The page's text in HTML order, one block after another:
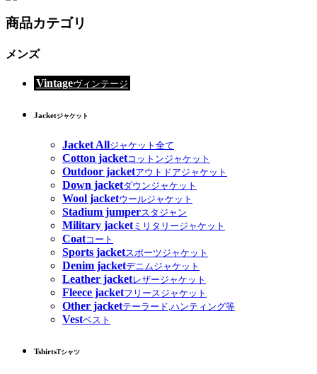
商品カテゴリ
メンズ
Vintageヴィンテージ
Jacketジャケット
Jacket Allジャケット全て
Cotton jacketコットンジャケット
Outdoor jacketアウトドアジャケット
Down jacketダウンジャケット
Wool jacketウールジャケット
Stadium jumperスタジャン
Military jacketミリタリージャケット
Coatコート
Sports jacketスポーツジャケット
Denim jacketデニムジャケット
Leather jacketレザージャケット
Fleece jacketフリースジャケット
Other jacketテーラード,ハンティング等
Vestベスト
TshirtsTシャツ